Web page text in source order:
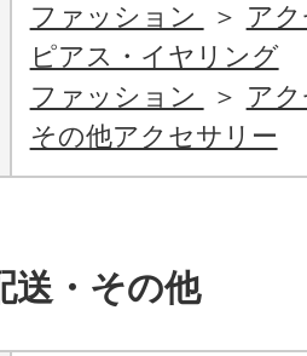
ファッション
ア
ピアス・イヤリング
ファッション
ア
その他アクセサリー
送・その他